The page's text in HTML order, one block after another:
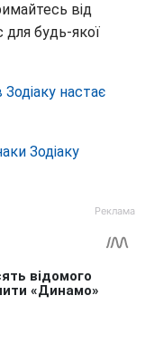
від
для будь-якої
Зодіаку настає
Зодіаку